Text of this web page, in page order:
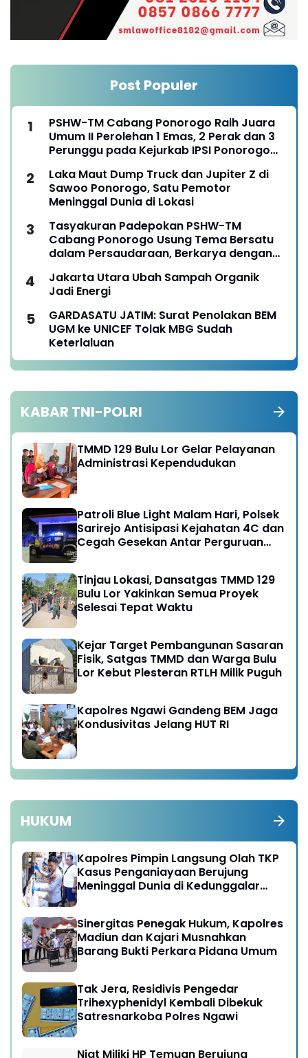
Post Populer
PSHW-TM Cabang Ponorogo Raih Juara
Umum II Perolehan 1 Emas, 2 Perak dan 3
Perunggu pada Kejurkab IPSI Ponorogo
Laka Maut Dump Truck dan Jupiter Z di
Sawoo Ponorogo, Satu Pemotor
Meninggal Dunia di Lokasi
Tasyakuran Padepokan PSHW-TM
Cabang Ponorogo Usung Tema Bersatu
dalam Persaudaraan, Berkarya dengan
Tanggungjawab
Jakarta Utara Ubah Sampah Organik
Jadi Energi
GARDASATU JATIM: Surat Penolakan BEM
UGM ke UNICEF Tolak MBG Sudah
Keterlaluan
KABAR TNI-POLRI
TMMD 129 Bulu Lor Gelar Pelayanan
Administrasi Kependudukan
Patroli Blue Light Malam Hari, Polsek
Sarirejo Antisipasi Kejahatan 4C dan
Cegah Gesekan Antar Perguruan
Tinjau Lokasi, Dansatgas TMMD 129
Bulu Lor Yakinkan Semua Proyek
Selesai Tepat Waktu
Kejar Target Pembangunan Sasaran
Fisik, Satgas TMMD dan Warga Bulu
Lor Kebut Plesteran RTLH Milik Puguh
Kapolres Ngawi Gandeng BEM Jaga
Kondusivitas Jelang HUT RI
HUKUM
Kapolres Pimpin Langsung Olah TKP
Kasus Penganiayaan Berujung
Meninggal Dunia di Kedunggalar
Sinergitas Penegak Hukum, Kapolres
Madiun dan Kajari Musnahkan
Barang Bukti Perkara Pidana Umum
Tak Jera, Residivis Pengedar
Trihexyphenidyl Kembali Dibekuk
Satresnarkoba Polres Ngawi
Niat Miliki HP Temuan Berujung